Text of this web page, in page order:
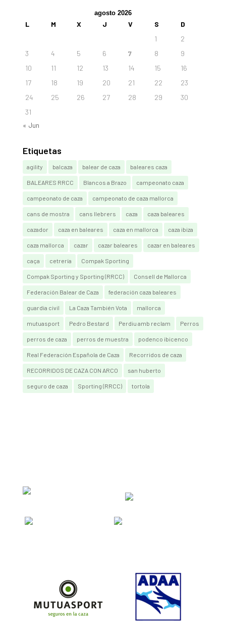
agosto 2026
L M X J V S
D
1
2
3
4 5 6 7 8
9
10
11 12 13 14 15
16
17
18 19 20 21 22
23
24
25 26 27 28 29
30
31
« Jun
Etiquetas
agility balcaza balear de caza baleares caza
BALEARES RRCC Blancos a Brazo campeonato caza
campeonato de caza campeonato de caza mallorca
cans de mostra cans llebrers caza caza baleares
cazador caza en baleares caza en mallorca caza ibiza
caza mallorca cazar cazar baleares cazar en baleares
caça cetrería Compak Sporting
Compak Sporting y Sporting (RRCC) Consell de Mallorca
Federación Balear de Caza federación caza baleares
guardia civil La Caza También Vota mallorca
mutuasport Pedro Bestard Perdiu amb reclam Perros
perros de caza perros de muestra podenco ibicenco
Real Federación Española de Caza Recorridos de caza
RECORRIDOS DE CAZA CON ARCO san huberto
seguro de caza Sporting (RRCC) tortola